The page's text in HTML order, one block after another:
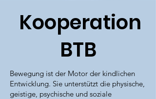
Kooperation
BTB
Bewegung ist der Motor der kindlichen
Entwicklung. Sie unterstützt die physische,
geistige, psychische und soziale